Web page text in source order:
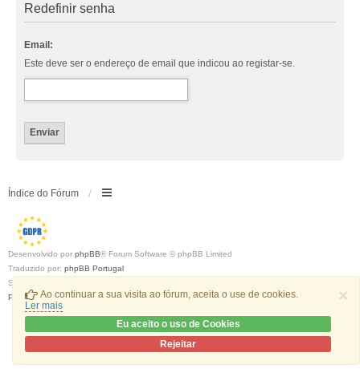
×
Ao continuar a sua visita ao fórum, aceita o use de cookies.
Ler mais
Eu aceito o uso de Cookies
Rejeitar
Redefinir senha
Email:
Este deve ser o endereço de email que indicou ao registar-se.
Índice do Fórum
Desenvolvido por phpBB® Forum Software © phpBB Limited
Traduzido por: phpBB Portugal
Style
Privacidade|Termos